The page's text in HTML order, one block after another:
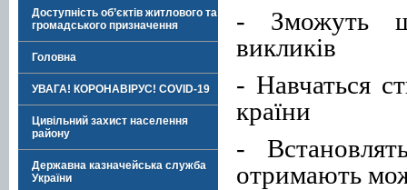
Доступність об’єктів житлового та
громадського призначення
Головна
УВАГА! КОРОНАВІРУС! COVID-19
Цивільний захист населення
району
Державна казначейська служба
України
- Зможуть
викликів
- Навчаться
країни
-
отримають